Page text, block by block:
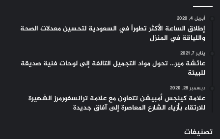
أبريل 4, 2020
إطلاق الساعة الأكثر تطوراً في السعودية لتحسين معدلات الصحة
واللياقة في المنزل
يناير 7, 2021
عائشة مير… تحول مواد التجميل التالفة إلى لوحات فنية صديقة
للبيئة
ديسمبر 28, 2020
علامة كينجس أمبيشن تتعاون مع علامة ترانسفورمرز الشهيرة
للارتقاء بأزياء الشارع المعاصرة إلى آفاق جديدة
تصنيفات